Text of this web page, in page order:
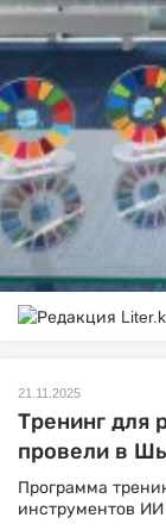
21.11.2025
Тренинг для
провели в
Программа
инструментов